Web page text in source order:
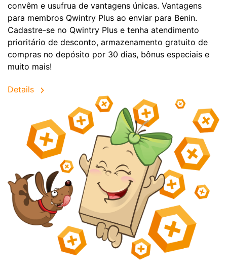
convêm e usufrua de vantagens únicas. Vantagens
para membros Qwintry Plus ao enviar para Benin.
Cadastre-se no Qwintry Plus e tenha atendimento
prioritário de desconto, armazenamento gratuito de
compras no depósito por 30 dias, bônus especiais e
muito mais!
Details